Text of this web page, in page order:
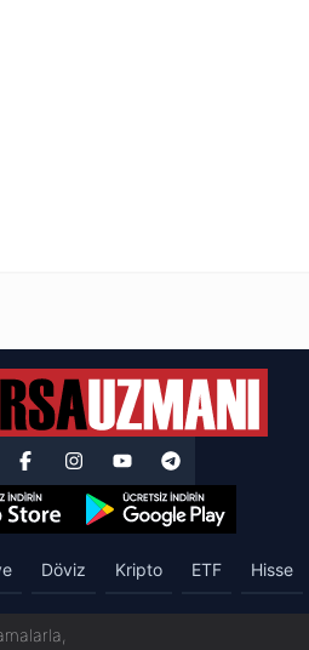
Döviz Kripto ETF Hisse